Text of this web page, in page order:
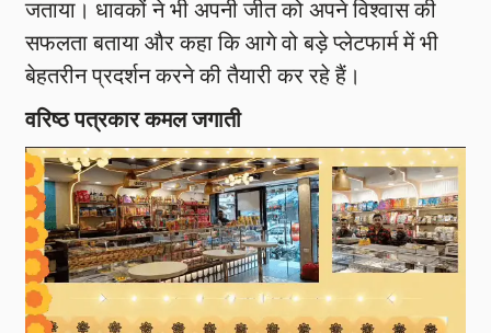
जताया। धावकों ने भी अपनी जीत को अपने विश्वास की
सफलता बताया और कहा कि आगे वो बड़े प्लेटफार्म में भी
बेहतरीन प्रदर्शन करने की तैयारी कर रहे हैं।
वरिष्ठ पत्रकार कमल जगाती